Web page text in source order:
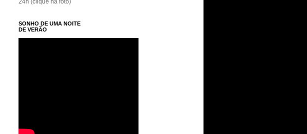
24h (clique na foto)
SONHO DE UMA NOITE
DE VERÃO